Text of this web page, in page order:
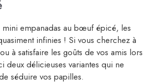
mini empanadas au bœuf épicé, les
infinies ! Si vous cherchez à
à satisfaire les goûts de vos amis lors
deux délicieuses variantes qui ne
séduire vos papilles.